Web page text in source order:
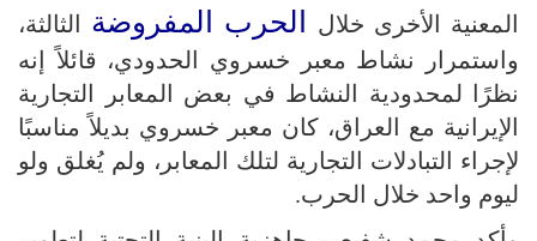
المعنية الأخرى خلال
الحرب المفروضة الثالثة،
واستمرار نشاط معبر خسروي الحدودي، قائلاً إنه
نظرًا لمحدودية النشاط في بعض المعابر التجارية
الإيرانية مع العراق، كان معبر خسروي بديلاً مناسبًا
لإجراء التبادلات التجارية لتلك المعابر، ولم يُغلق ولو
ليوم واحد خلال الحرب.